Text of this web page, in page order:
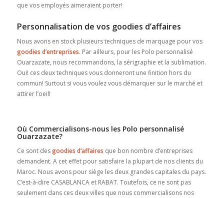
que vos employés aimeraient porter!
Personnalisation de vos goodies d’affaires
Nous avons en stock plusieurs techniques de marquage pour vos
goodies d’entreprises. Par ailleurs, pour les Polo personnalisé
Ouarzazate, nous recommandons, la sérigraphie et la sublimation.
Oui! ces deux techniques vous donneront une finition hors du
commun! Surtout si vous voulez vous démarquer sur le marché et
attirer l’oeil!
Où Commercialisons-nous les Polo personnalisé
Ouarzazate?
Ce sont desgoodies d’affaires que bon nombre d’entreprises
demandent. A cet effet pour satisfaire la plupart de nos clients du
Maroc. Nous avons pour siège les deux grandes capitales du pays.
C’est-à-dire CASABLANCA et RABAT. Toutefois, ce ne sont pas
seulement dans ces deux villes que nous commercialisons nos